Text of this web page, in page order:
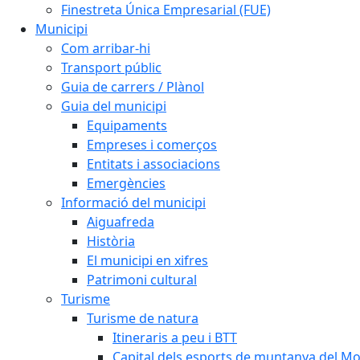
Finestreta Única Empresarial (FUE)
Municipi
Com arribar-hi
Transport públic
Guia de carrers / Plànol
Guia del municipi
Equipaments
Empreses i comerços
Entitats i associacions
Emergències
Informació del municipi
Aiguafreda
Història
El municipi en xifres
Patrimoni cultural
Turisme
Turisme de natura
Itineraris a peu i BTT